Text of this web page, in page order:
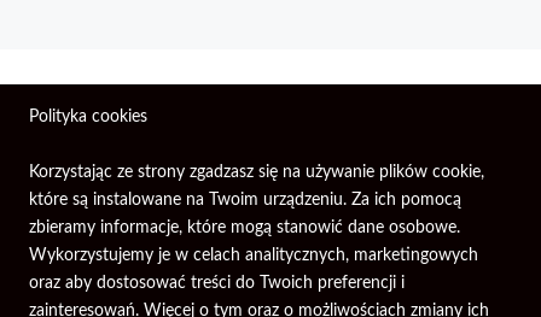
Wszelkie prawa zastrzeżone © 2026 | Firma Elektroniczna
Polityka cookies
Korzystając ze strony zgadzasz się na używanie plików cookie,
które są instalowane na Twoim urządzeniu. Za ich pomocą
zbieramy informacje, które mogą stanowić dane osobowe.
Wykorzystujemy je w celach analitycznych, marketingowych
oraz aby dostosować treści do Twoich preferencji i
zainteresowań. Więcej o tym oraz o możliwościach zmiany ich